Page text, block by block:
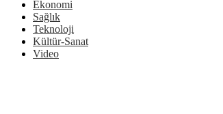
Ekonomi
Sağlık
Teknoloji
Kültür-Sanat
Video